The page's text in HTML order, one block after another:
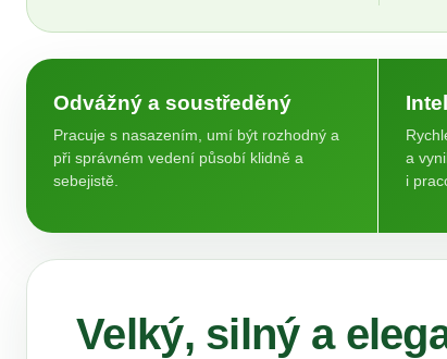
Odvážný a soustředěný
Pracuje s nasazením, umí být rozhodný a
při správném vedení působí klidně a
sebejistě.
a
i
Velký, silný a